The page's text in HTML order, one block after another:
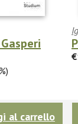
al carrello